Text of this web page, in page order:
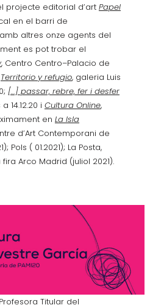
projecte editorial d’art Papel
en el barri de
altres onze agents del
es pot trobar el
, Centro Centro–Palacio de
Territorio y refugio, galeria Luis
[…] passar, rebre, fer i desfer
14.12.20 i Cultura Online,
en La Isla
d’Art Contemporani de
Pols ( 01.2021); La Posta,
Arco Madrid (juliol 2021).
Titular del